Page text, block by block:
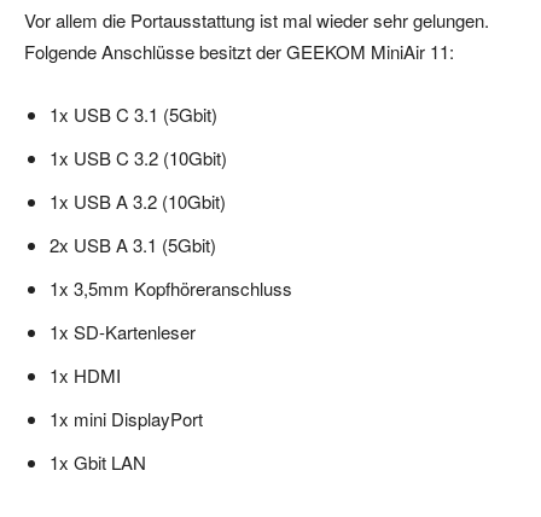
Vor allem die Portausstattung ist mal wieder sehr gelungen.
Folgende Anschlüsse besitzt der GEEKOM MiniAir 11:
1x USB C 3.1 (5Gbit)
1x USB C 3.2 (10Gbit)
1x USB A 3.2 (10Gbit)
2x USB A 3.1 (5Gbit)
1x 3,5mm Kopfhöreranschluss
1x SD-Kartenleser
1x HDMI
1x mini DisplayPort
1x Gbit LAN